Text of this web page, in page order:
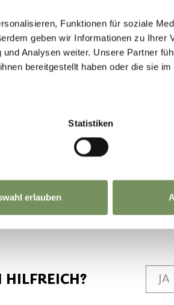
Funktionen für soziale
geben wir Informationen zu Ihrer
Analysen weiter. Unsere Partner
bereitgestellt haben oder die sie
Statistiken
erlauben
Oberplars.
Oberplars.
JA